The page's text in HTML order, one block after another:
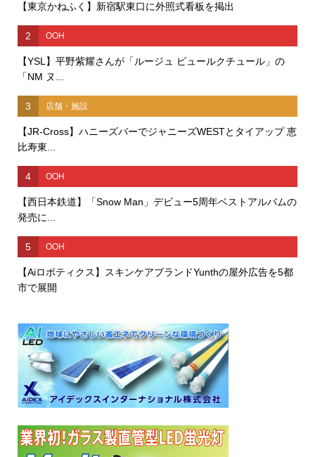
【東京かねふく】新宿駅東口に外照式看板を掲出
2 OOH
【YSL】平野紫耀さんが「ルージュ ピュールクチュール」の
「NM ヌ...
3 店舗・施設
【JR-Cross】ハニーズバーでジャニーズWESTとタイアップ 恵
比寿東...
4 OOH
【西日本鉄道】「Snow Man」デビュー5周年ベストアルバムの
発売に...
5 OOH
【Aiロボティクス】スキンケアブランドYunthの屋外広告を5都
市で展開